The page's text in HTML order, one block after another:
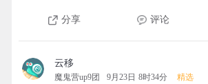
分享 评论
云移
魔鬼营up9团 9月23日 8时34分 精选